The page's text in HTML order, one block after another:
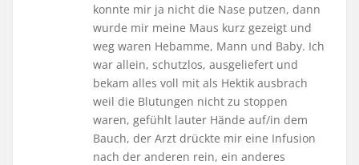
konnte mir ja nicht die Nase putzen, dann
wurde mir meine Maus kurz gezeigt und
weg waren Hebamme, Mann und Baby. Ich
war allein, schutzlos, ausgeliefert und
bekam alles voll mit als Hektik ausbrach
weil die Blutungen nicht zu stoppen
waren, gefühlt lauter Hände auf/in dem
Bauch, der Arzt drückte mir eine Infusion
nach der anderen rein, ein anderes